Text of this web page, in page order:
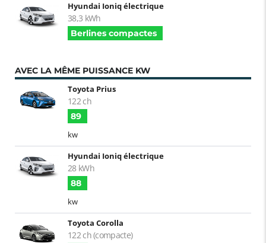
Hyundai Ioniq électrique
38,3 kWh
Berlines compactes
AVEC LA MÊME PUISSANCE KW
Toyota Prius
122 ch
89
kw
Hyundai Ioniq électrique
28 kWh
88
kw
Toyota Corolla
122 ch (compacte)